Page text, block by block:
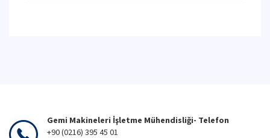
Gemi Makineleri İşletme Mühendisliği- Telefon
+90 (0216) 395 45 01